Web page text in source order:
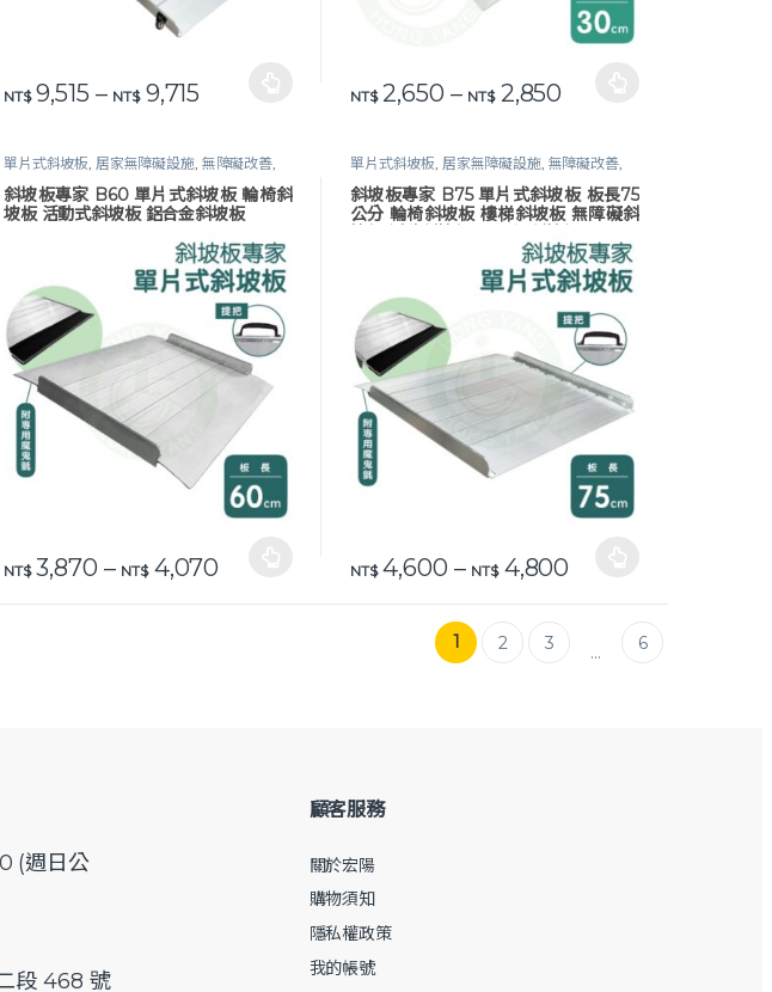
8,320 到 NT$ 8,520
NT$9,515 – NT$9,715 價格範圍：NT$ 9,515 到 NT$ 9,715
此產品有多種款式。 可在產品頁面選擇選項 NT$2,650 – NT$2,850
此產品有多種款式。 可在產品頁面選擇選項
2,980 到 NT$ 3,180
單片式斜坡板, 居家無障礙設施, 無障礙改善,
鋁合金斜坡板 長照專區
斜坡板專家 B60 單片式斜坡板 輪椅斜
坡板 活動式斜坡板 鋁合金斜坡板
NT$3,870 – NT$4,070 價格範圍：NT$ 3,870 到 NT$ 4,070
此產品有多種款式。 可在產品頁面選擇選項
單片式斜坡板, 居家無障礙設施, 無障礙改善,
鋁合金斜坡板 長照專區
斜坡板專家 B75 單片式斜坡板 板長75
公分 輪椅斜坡板 樓梯斜坡板 無障礙斜
NT$4,600 – NT$4,800
此產品有多種款式。 可在產品頁面選擇選項
1 2 3 ... 6
(週日公
段 468 號
顧客服務
關於宏陽
購物須知
隱私權政策
我的帳號